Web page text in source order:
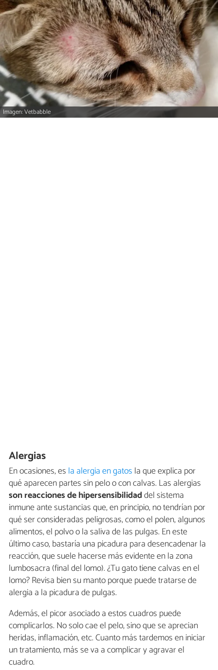
Imagen: Vetbabble
Alergias
En ocasiones, es la alergia en gatos la que explica por
qué aparecen partes sin pelo o con calvas. Las alergias
son reacciones de hipersensibilidaddel sistema
inmune ante sustancias que, en principio, no tendrían por
qué ser consideradas peligrosas, como el polen, algunos
alimentos, el polvo o la saliva de las pulgas. En este
último caso, bastaría una picadura para desencadenar la
reacción, que suele hacerse más evidente en la zona
lumbosacra (final del lomo). ¿Tu gato tiene calvas en el
lomo? Revisa bien su manto porque puede tratarse de
alergia a la picadura de pulgas.
Además, el picor asociado a estos cuadros puede
complicarlos. No solo cae el pelo, sino que se aprecian
heridas, inflamación, etc. Cuanto más tardemos en iniciar
un tratamiento, más se va a complicar y agravar el
cuadro.